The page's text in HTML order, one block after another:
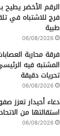
الرقم الأخضر
فرج للاشتباه في
طبية
06/08/2026
فرقة محاربة
المشتبه فيه
تحريات دقيقة
06/08/2026
دعاء أحيدار تعزز
استقالتها من
06/08/2026